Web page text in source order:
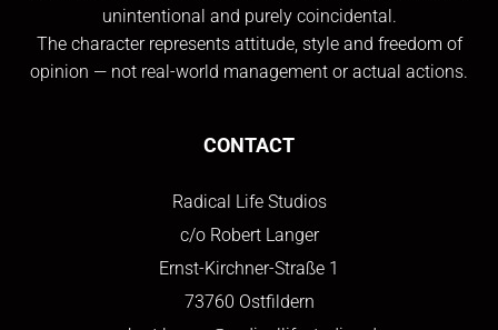
unintentional and purely coincidental.
The character represents attitude, style and freedom of
opinion — not real-world management or actual actions.
CONTACT
Radical Life Studios
c/o Robert Langer
Ernst-Kirchner-Straße 1
73760 Ostfildern